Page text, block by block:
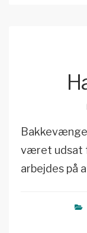
været udsat
arbejdes på